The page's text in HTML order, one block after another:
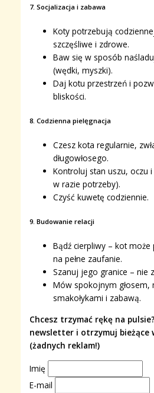
7. Socjalizacja i zabawa
Koty potrzebują
szczęśliwe i zdrowe.
Baw się w sposób
(wędki, myszki).
Daj kotu przestrzeń i
bliskości.
8. Codzienna pielęgnacja
Czesz kota regularnie,
długowłosego.
Kontroluj stan uszu, oczu
w razie potrzeby).
Czyść kuwetę codziennie.
9. Budowanie relacji
Bądź cierpliwy – kot
na pełne zaufanie.
Szanuj jego granice – nie
Mów spokojnym głosem,
smakołykami i zabawą.
Chcesz trzymać rękę na
newsletter i otrzymuj bieżące
(żadnych reklam!)
Imię
E-mail